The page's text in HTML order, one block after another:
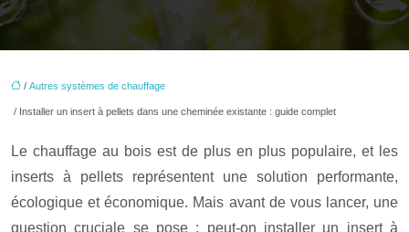
/ Autres systèmes de chauffage
/ Installer un insert à pellets dans une cheminée existante : guide complet
Le chauffage au bois est de plus en plus populaire, et les
inserts à pellets représentent une solution performante,
écologique et économique. Mais avant de vous lancer, une
question cruciale se pose : peut-on installer un insert à